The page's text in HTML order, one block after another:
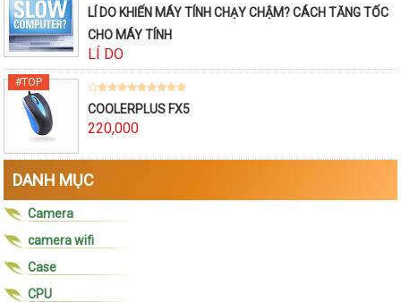
LÍ DO KHIẾN MÁY TÍNH CHẠY CHẬM? CÁCH TĂNG TỐC
CHO MÁY TÍNH
LÍ DO
COOLERPLUS FX5
220,000
DANH MỤC
Camera
camera wifi
Case
CPU